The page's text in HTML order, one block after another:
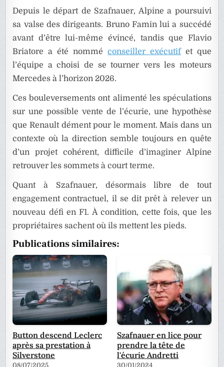
Depuis le départ de Szafnauer, Alpine a poursuivi
sa valse des dirigeants. Bruno Famin lui a succédé
avant d’être lui-même évincé, tandis que Flavio
Briatore a été nommé conseiller exécutifet que
l’équipe a choisi de se tourner vers les moteurs
Mercedes à l’horizon 2026.
Ces bouleversements ont alimenté les spéculations
sur une possible vente de l’écurie, une hypothèse
que Renault dément pour le moment. Mais dans un
contexte où la direction semble toujours en quête
d’un projet cohérent, difficile d’imaginer Alpine
retrouver les sommets à court terme.
Quant à Szafnauer, désormais libre de tout
engagement contractuel, il se dit prêt à relever un
nouveau défi en F1. À condition, cette fois, que les
propriétaires sachent où ils mettent les pieds.
Publications similaires:
Button descend Leclerc
après sa prestation à
Silverstone
08/07/2025
Szafnauer en lice pour
prendre la tête de
l'écurie Andretti
30/01/2024